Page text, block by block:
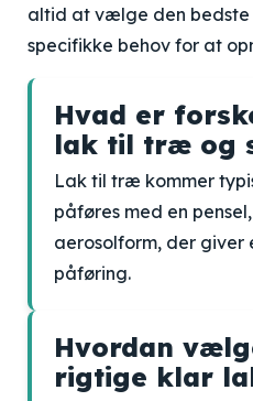
altid at vælge den
specifikke behov for at
Hvad er
lak til træ og
Lak til træ kommer
påføres med en
aerosolform, der giver
påføring.
Hvordan
rigtige klar